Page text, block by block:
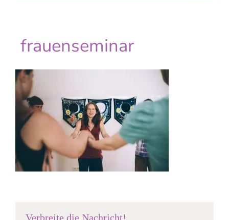
frauenseminar
Verbreite die Nachricht!